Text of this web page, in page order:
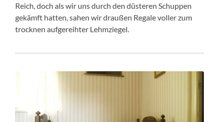
Reich, doch als wir uns durch den düsteren Schuppen
gekämft hatten, sahen wir draußen Regale voller zum
trocknen aufgereihter Lehmziegel.